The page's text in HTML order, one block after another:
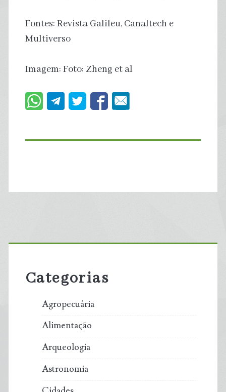
Fontes: Revista Galileu, Canaltech e
Multiverso
Imagem: Foto: Zheng et al
Primary
Sidebar
Categorias
Agropecuária
Alimentação
Arqueologia
Astronomia